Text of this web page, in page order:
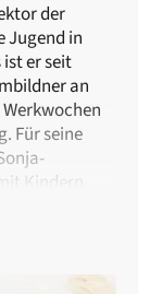
der
Jugend in
er seit
an
Für seine
Kindern
Artikeln